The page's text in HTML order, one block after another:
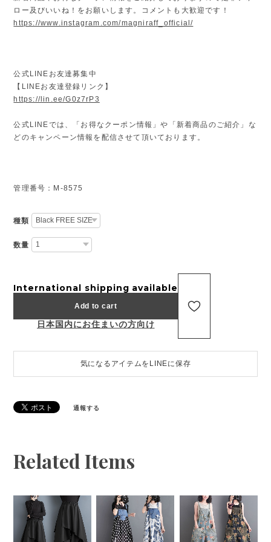
ロー及びいいね！をお願いします。コメントも大歓迎です！
https://www.instagram.com/magniraff_official/
公式LINEお友達募集中
【LINEお友達登録リンク】
https://lin.ee/G0z7rP3
公式LINEでは、「お得なクーポン情報」や「新着商品のご紹介」な
どのキャンペーン情報を配信させて頂いております。
管理番号：M-8575
種類
数量
International shipping available
Add to cart
日本国内にお住まいの方向け
気になるアイテムをLINEに保存
通報する
Related Items